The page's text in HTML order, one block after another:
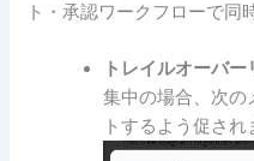
ト・承認ワークフローで同
トレイルオーバー
集中の場合、次の
トするよう促され